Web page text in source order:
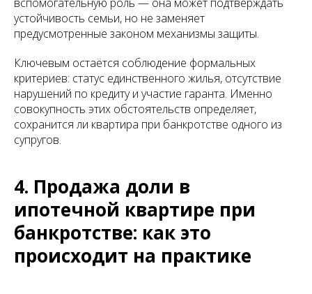
устойчивость семьи, но не заменяет
предусмотренные законом механизмы защиты.
Ключевым остаётся соблюдение формальных
критериев: статус единственного жилья, отсутствие
нарушений по кредиту и участие гаранта. Именно
совокупность этих обстоятельств определяет,
сохранится ли квартира при банкротстве одного из
супругов.
4. Продажа доли в
ипотечной квартире при
банкротстве: как это
происходит на практике